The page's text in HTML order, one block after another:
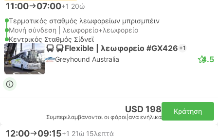
11:00 07:00+1 20ώ
Τερματικός σταθμός λεωφορείων μπρισμπέιν
Μονή σύνδεση | λεωφορείο+λεωφορείο
Κεντρικός Σταθμός Σίδνεϊ
Flexible | λεωφορείο #GX426 +1
Greyhound Australia 4.5
USD 198
Συμπεριλαμβάνονται οι φόροι ανα ενήλικα
Κράτηση
12:00 09:15+1 21ώ 15λεπτά